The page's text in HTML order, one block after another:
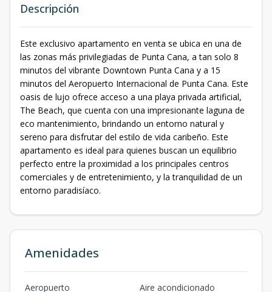
Descripción
Este exclusivo apartamento en venta se ubica en una de
las zonas más privilegiadas de Punta Cana, a tan solo 8
minutos del vibrante Downtown Punta Cana y a 15
minutos del Aeropuerto Internacional de Punta Cana. Este
oasis de lujo ofrece acceso a una playa privada artificial,
The Beach, que cuenta con una impresionante laguna de
eco mantenimiento, brindando un entorno natural y
sereno para disfrutar del estilo de vida caribeño. Este
apartamento es ideal para quienes buscan un equilibrio
perfecto entre la proximidad a los principales centros
comerciales y de entretenimiento, y la tranquilidad de un
entorno paradisíaco.
Amenidades
Aeropuerto Aire acondicionado